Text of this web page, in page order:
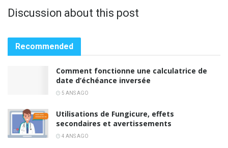
Discussion about this post
Recommended
Comment fonctionne une calculatrice de
date d’échéance inversée
5 ANS AGO
Utilisations de Fungicure, effets
secondaires et avertissements
4 ANS AGO